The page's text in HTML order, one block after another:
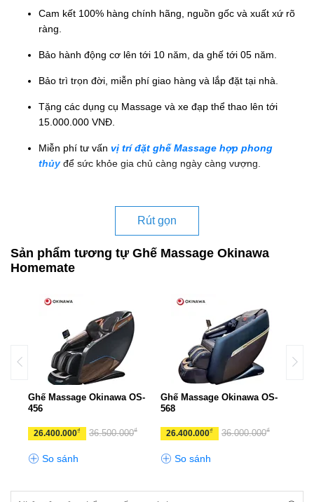
Cam kết 100% hàng chính hãng, nguồn gốc và xuất xứ rõ
ràng.
Bảo hành động cơ lên tới 10 năm, da ghế tới 05 năm.
Bảo trì trọn đời, miễn phí giao hàng và lắp đặt tại nhà.
Tặng các dụng cụ Massage và xe đạp thể thao lên tới
15.000.000 VNĐ.
Miễn phí tư vấn vị trí đặt ghế Massage hợp phong
thủyđể sức khỏe gia chủ càng ngày càng vượng.
Rút gọn
Sản phẩm tương tự Ghế Massage Okinawa
Homemate
Ghế Massage Okinawa OS-
456
26.400.000₫ 36.500.000₫
So sánh
Ghế Massage Okinawa OS-
568
26.400.000₫ 36.000.000₫
So sánh